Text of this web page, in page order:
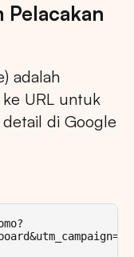
Pelacakan
adalah
URL untuk
di Google